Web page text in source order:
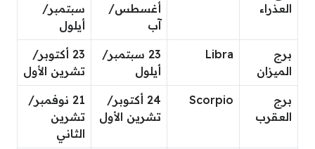
العذراء
أغسطس/
آب
سبتمبر/
أيلول
برج
الميزان
Libra
23 سبتمبر/
أيلول
23 أكتوبر/
تشرين الأول
برج
العقرب
Scorpio
24 أكتوبر/
تشرين الأول
21 نوفمبر/
تشرين
الثاني